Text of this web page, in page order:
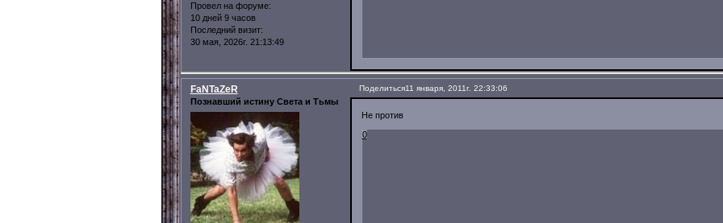
Провел на форуме:
10 дней 9 часов
Последний визит:
30 мая, 2026г. 21:13:49
Поделиться11 января, 2011г. 22:33:06
FaNTaZeR
Познавший истину Света и Тьмы
Не против
0